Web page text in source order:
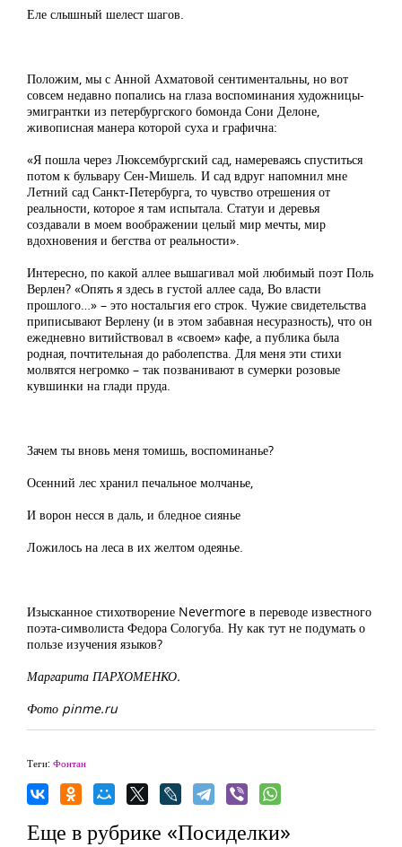
Еле слышный шелест шагов.
Положим, мы с Анной Ахматовой сентиментальны, но вот
совсем недавно попались на глаза воспоминания художницы-
эмигрантки из петербургского бомонда Сони Делоне,
живописная манера которой суха и графична:
«Я пошла через Люксембургский сад, намереваясь спуститься
потом к бульвару Сен-Мишель. И сад вдруг напомнил мне
Летний сад Санкт-Петербурга, то чувство отрешения от
реальности, которое я там испытала. Статуи и деревья
создавали в моем воображении целый мир мечты, мир
вдохновения и бегства от реальности».
Интересно, по какой аллее вышагивал мой любимый поэт Поль
Верлен? «Опять я здесь в густой аллее сада, Во власти
прошлого…» – это ностальгия его строк. Чужие свидетельства
приписывают Верлену (и в этом забавная несуразность), что он
ежедневно витийствовал в «своем» кафе, а публика была
родная, почтительная до раболепства. Для меня эти стихи
молвятся негромко – так позванивают в сумерки розовые
кувшинки на глади пруда.
Зачем ты вновь меня томишь, воспоминанье?
Осенний лес хранил печальное молчанье,
И ворон несся в даль, и бледное сиянье
Ложилось на леса в их желтом одеянье.
Изысканное стихотворение Nevermore в переводе известного
поэта-символиста Федора Сологуба. Ну как тут не подумать о
пользе изучения языков?
Маргарита ПАРХОМЕНКО.
Фото pinme.ru
Теги: Фонтан
Еще в рубрике «Посиделки»